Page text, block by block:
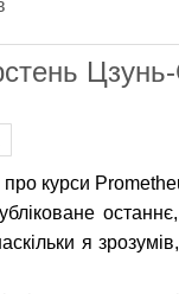
про курси
я